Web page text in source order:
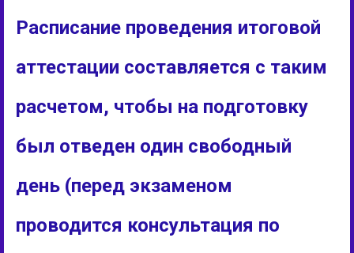
Расписание проведения итоговой
аттестации составляется с таким
расчетом, чтобы на подготовку
был отведен один свободный
день (перед экзаменом
проводится консультация по